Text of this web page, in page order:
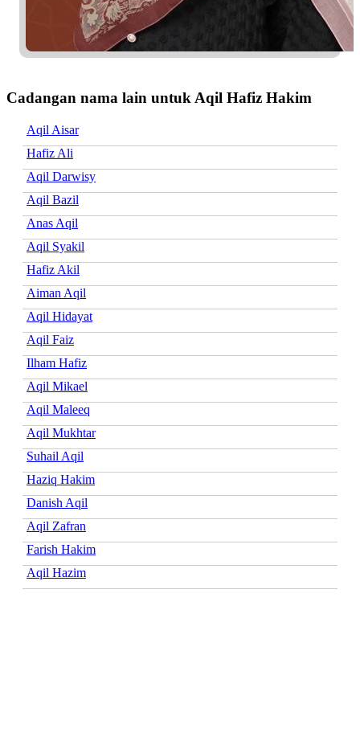
Cadangan nama lain untuk Aqil Hafiz Hakim
Aqil Aisar
Hafiz Ali
Aqil Darwisy
Aqil Bazil
Anas Aqil
Aqil Syakil
Hafiz Akil
Aiman Aqil
Aqil Hidayat
Aqil Faiz
Ilham Hafiz
Aqil Mikael
Aqil Maleeq
Aqil Mukhtar
Suhail Aqil
Haziq Hakim
Danish Aqil
Aqil Zafran
Farish Hakim
Aqil Hazim